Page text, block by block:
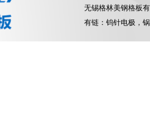
无锡格林美钢格板
有链： 钨针电极 ，